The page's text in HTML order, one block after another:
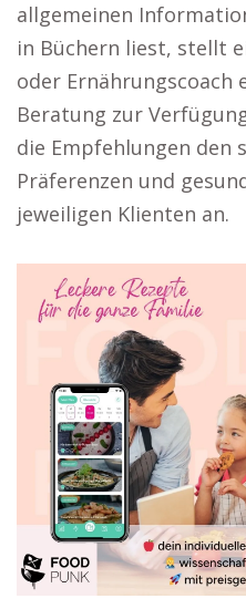
allgemeinen
in Büchern liest, stellt
oder Ernährungscoach
Beratung zur
die Empfehlungen den
Präferenzen und
jeweiligen Klienten an.